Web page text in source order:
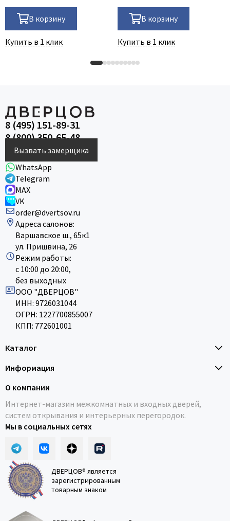
В корзину
Купить в 1 клик
В корзину
Купить в 1 клик
8 (495) 151-89-31
8 (800) 350-65-48
Вызвать замерщика
WhatsApp
Telegram
MAX
VK
order@dvertsov.ru
Адреса салонов:
Варшавское ш., 65к1
ул. Пришвина, 26
Режим работы:
с 10:00 до 20:00,
без выходных
ООО "ДВЕРЦОВ"
ИНН: 9726031044
ОГРН: 1227700855007
КПП: 772601001
Каталог
Информация
О компании
Интернет-магазин межкомнатных и входных дверей,
систем открывания и интерьерных перегородок.
Мы в социальных сетях
ДВЕРЦОВ® является
зарегистрированным
товарным знаком